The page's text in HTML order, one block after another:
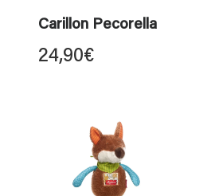
Carillon Pecorella
24,90€